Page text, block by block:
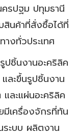
รปฐม ปทุมธานี
สินค้าที่สั่งซื้อได้ที่
งทั่วประเทศ
ปชิ้นงานอะคริลิค
ะขึ้นรูปชิ้นงาน
ละแผ่นอะคริลิค
เครื่องจักรที่ทัน
ระบบ ผลิตงาน